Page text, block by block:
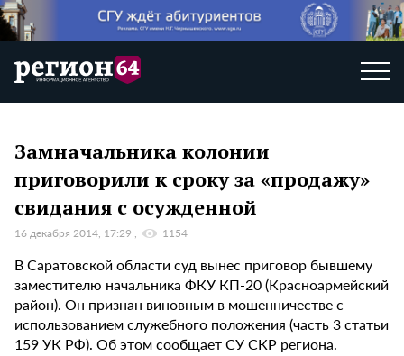
Замначальника колонии
приговорили к сроку за «продажу»
свидания с осужденной
16 декабря 2014, 17:29 1154
В Саратовской области суд вынес приговор бывшему
заместителю начальника ФКУ КП-20 (Красноармейский
район). Он признан виновным в мошенничестве с
использованием служебного положения (часть 3 статьи
159 УК РФ). Об этом сообщает СУ СКР региона.